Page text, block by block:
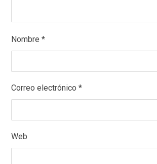
Nombre*
Correo electrónico*
Web